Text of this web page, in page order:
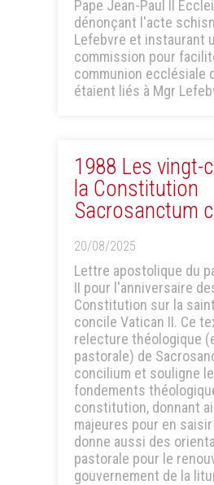
Pape Jean-Paul II
dénonçant l'acte
Lefebvre et instaurant
commission pour
communion ecclésiale
étaient liés à Mgr
1988 Les vingt-
la Constitution
Sacrosanctum
20/08/2025
Lettre apostolique du
II pour l'anniversaire
Constitution sur la
concile Vatican II. Ce
relecture théologique
pastorale) de
concilium et souligne
fondements
constitution, donnant
majeures pour en saisir
donne aussi des
pastorale pour le
gouvernement de la